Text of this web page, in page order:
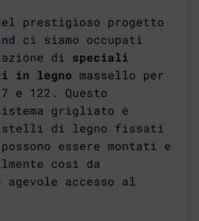
prestigioso progetto
ci siamo occupati
di speciali
in legno massello per
e 122. Questo
grigliato è
di legno fissati
essere montati e
così da
agevole accesso al